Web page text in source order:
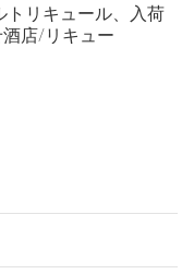
トリキュール、入荷
店/リキュー